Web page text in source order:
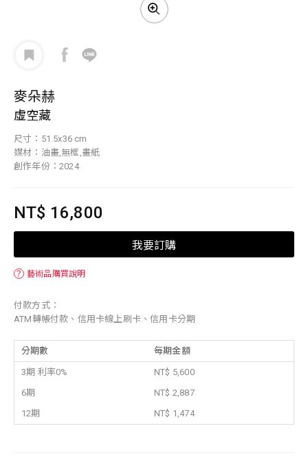
麥朵赫
虛空藏
尺寸：51.5x36 cm
媒材：油畫,無框,畫紙
創作年份：2024
NT$ 16,800
我要訂購
？ 藝術品購買說明
付款方式：
ATM轉帳付款、信用卡線上刷卡、信用卡分期
分期數 每期金額
3期 利率0%
NT$ 5,600
6期
NT$ 2,887
12期
NT$ 1,474